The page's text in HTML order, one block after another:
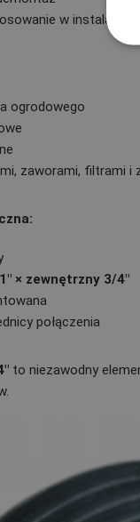
w
ogrodowego
zaworami, filtrami i
× zewnętrzny 3/4″
połączenia
to niezawodny